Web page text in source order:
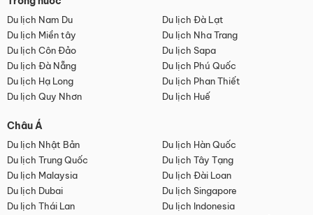
Du lịch Nam Du
Du lịch Đà Lạt
Du lịch Miền tây
Du lịch Nha Trang
Du lịch Côn Đảo
Du lịch Sapa
Du lịch Đà Nẵng
Du lịch Phú Quốc
Du lịch Hạ Long
Du lịch Phan Thiết
Du lịch Quy Nhơn
Du lịch Huế
Châu Á
Du lịch Nhật Bản
Du lịch Hàn Quốc
Du lịch Trung Quốc
Du lịch Tây Tạng
Du lịch Malaysia
Du lịch Đài Loan
Du lịch Dubai
Du lịch Singapore
Du lịch Thái Lan
Du lịch Indonesia